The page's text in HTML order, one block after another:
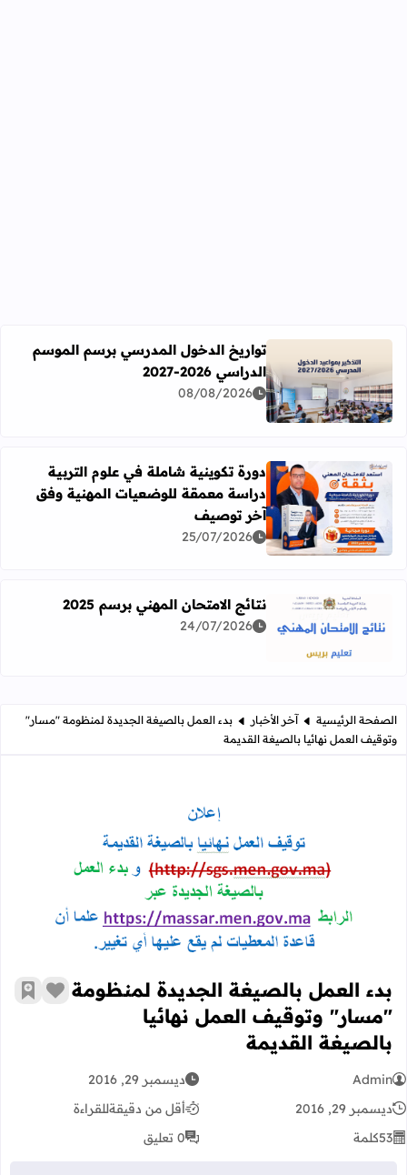
اقرأ المزيد عن تواريخ الدخول المدرسي برسم الموسم الدراسي 2026-
تواريخ الدخول المدرسي برسم الموسم
الدراسي 2026-2027
08/08/2026
اقرأ المزيد عن دورة تكوينية شاملة في علوم التربية
دورة تكوينية شاملة في علوم التربية
دراسة معمقة للوضعيات المهنية وفق
آخر توصيف
25/07/2026
اقرأ المزيد عن نتائج الامتحان المهني برسم 2025
نتائج الامتحان المهني برسم 2025
24/07/2026
الصفحة الرئيسية آخر الأخبار
بدء العمل بالصيغة الجديدة لمنظومة "مسار"
وتوقيف العمل نهائيا بالصيغة القديمة
بدء العمل بالصيغة الجديدة
بدء العمل بالصيغة الجديدة لمنظومة
"مسار" وتوقيف العمل نهائيا
بالصيغة القديمة
زر أضف
Admin
ديسمبر 29, 2016
ديسمبر 29, 2016
أقل من دقيقةللقراءة
53كلمة 0 تعليق